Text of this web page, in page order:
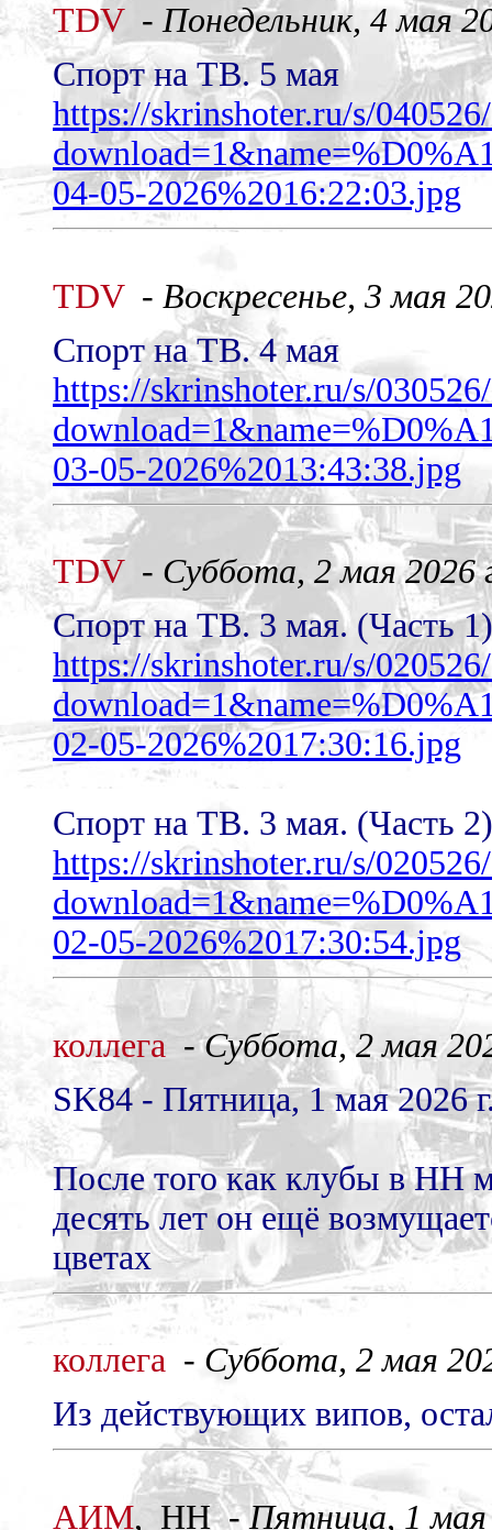
TDV-Понедельник, 4 мая
Спорт на ТВ. 5 мая
https://skrinshoter.ru/s/
04-05-2026%2016:22:03.jpg
TDV- Воскресенье, 3 мая
Спорт на ТВ. 4 мая
https://skrinshoter.ru/s/
03-05-2026%2013:43:38.jpg
TDV- Суббота, 2 мая 2026
Спорт на ТВ. 3 мая. (Часть 1)
https://skrinshoter.ru/s/
02-05-2026%2017:30:16.jpg
Спорт на ТВ. 3 мая. (Часть 2)
https://skrinshoter.ru/s/
02-05-2026%2017:30:54.jpg
коллега -Суббота, 2 мая
SK84 - Пятница, 1 мая 2026
После того как клубы в НН
десять лет он ещё
цветах
коллега - Суббота, 2 мая
Из действующих випов,
АИМ, НН -Пятница, 1 мая